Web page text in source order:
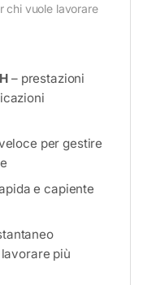
chi vuole lavorare
– prestazioni
per gestire
e capiente
più